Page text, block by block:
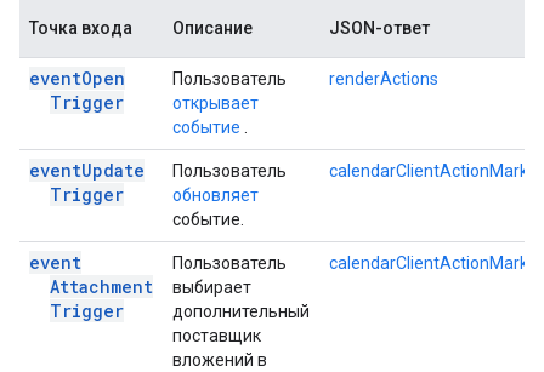
Точка входа Описание JSON-ответ
eventOpen
Trigger
Пользователь
открывает
событие
renderActions
eventUpdate
Trigger
Пользователь
обновляет
событие.
event
Attachment
Trigger
Пользователь
выбирает
дополнительный
поставщик
вложений в